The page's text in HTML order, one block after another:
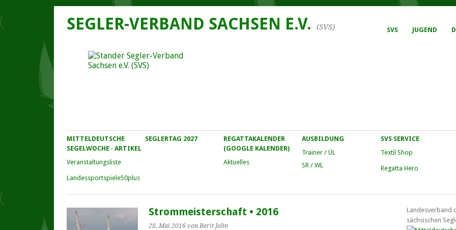
SVS JUGEND
SEGLER-VERBAND SACHSEN E.V. (SVS)
MITTELDEUTSCHE
SEGELWOCHE · ARTIKEL
Veranstaltungs­liste
Landessportspiele50plus
SEGLERTAG 2027
REGATTAKALENDER
(GOOGLE KALENDER)
Aktuelles
AUSBILDUNG
Trainer / ÜL
SR / WL
SVS SERVICE
Textil Shop
Regatta Hero
Strommeisterschaft • 2016
28. Mai 2016 von Berit Jahn
Landesverband
sächsischen